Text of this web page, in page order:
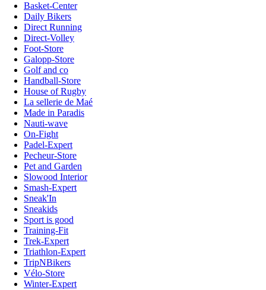
Basket-Center
Daily Bikers
Direct Running
Direct-Volley
Foot-Store
Galopp-Store
Golf and co
Handball-Store
House of Rugby
La sellerie de Maé
Made in Paradis
Nauti-wave
On-Fight
Padel-Expert
Pecheur-Store
Pet and Garden
Slowood Interior
Smash-Expert
Sneak'In
Sneakids
Sport is good
Training-Fit
Trek-Expert
Triathlon-Expert
TripNBikers
Vélo-Store
Winter-Expert